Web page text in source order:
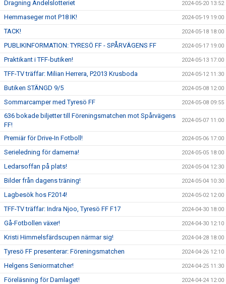
Dragning Andelslotteriet 2024-05-20 13:52
Hemmaseger mot P18 IK! 2024-05-19 19:00
TACK! 2024-05-18 18:00
PUBLIKINFORMATION: TYRESÖ FF - SPÅRVÄGENS FF 2024-05-17 19:00
Praktikant i TFF-butiken! 2024-05-13 17:00
TFF-TV träffar: Milian Herrera, P2013 Krusboda 2024-05-12 11:30
Butiken STÄNGD 9/5 2024-05-08 12:00
Sommarcamper med Tyresö FF 2024-05-08 09:55
636 bokade biljetter till Föreningsmatchen mot Spårvägens
FF!
2024-05-07 11:00
Premiär för Drive-In Fotboll! 2024-05-06 17:00
Serieledning för damerna! 2024-05-05 18:00
Ledarsoffan på plats! 2024-05-04 12:30
Bilder från dagens träning! 2024-05-04 10:30
Lagbesök hos F2014! 2024-05-02 12:00
TFF-TV träffar: Indra Njoo, Tyresö FF F17 2024-04-30 18:00
Gå-Fotbollen växer! 2024-04-30 12:10
Kristi Himmelsfärdscupen närmar sig! 2024-04-28 18:00
Tyresö FF presenterar: Föreningsmatchen 2024-04-26 12:10
Helgens Seniormatcher! 2024-04-25 11:30
Föreläsning för Damlaget! 2024-04-24 12:00